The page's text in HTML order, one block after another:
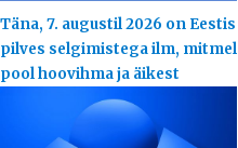
Täna, 7. augustil 2026 on Eestis
pilves selgimistega ilm, mitmel
pool hoovihma ja äikest